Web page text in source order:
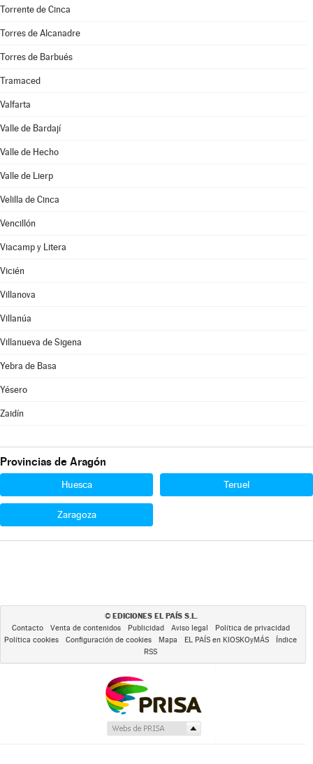
Torrente de Cinca
Torres de Alcanadre
Torres de Barbués
Tramaced
Valfarta
Valle de Bardají
Valle de Hecho
Valle de Lierp
Velilla de Cinca
Vencillón
Viacamp y Litera
Vicién
Villanova
Villanúa
Villanueva de Sigena
Yebra de Basa
Yésero
Zaidín
Provincias de Aragón
Huesca Teruel
Zaragoza
© EDICIONES EL PAÍS S.L.
Contacto Venta de contenidos Publicidad Aviso legal
Política de privacidad
Política cookies
Configuración de cookies Mapa EL PAÍS en KIOSKOyMÁS
Índice
RSS